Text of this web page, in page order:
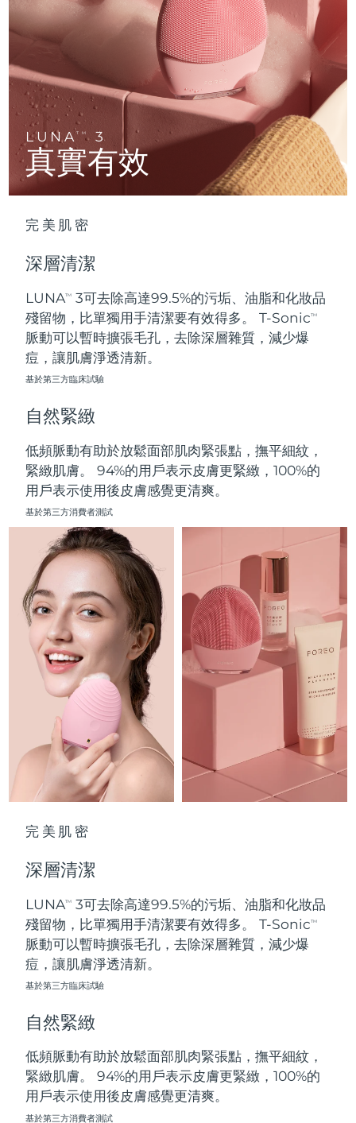
LUNATM 3
真實有效
完美肌密
深層清潔
LUNATM
3可去除高達99.5%的污垢、油脂和化妝品
殘留物，比單獨用手清潔要有效得多。 T-SonicTM
脈動可以暫時擴張毛孔，去除深層雜質，減少爆
痘，讓肌膚淨透清新。
基於第三方臨床試驗
自然緊緻
低頻脈動有助於放鬆面部肌肉緊張點，撫平細紋，
緊緻肌膚。 94%的用戶表示皮膚更緊緻，100%的
用戶表示使用後皮膚感覺更清爽。
基於第三方消費者測試
完美肌密
深層清潔
LUNATM
3可去除高達99.5%的污垢、油脂和化妝品
殘留物，比單獨用手清潔要有效得多。 T-SonicTM
脈動可以暫時擴張毛孔，去除深層雜質，減少爆
痘，讓肌膚淨透清新。
基於第三方臨床試驗
自然緊緻
低頻脈動有助於放鬆面部肌肉緊張點，撫平細紋，
緊緻肌膚。 94%的用戶表示皮膚更緊緻，100%的
用戶表示使用後皮膚感覺更清爽。
基於第三方消費者測試
ESPADA™ 設備
All acne treatment devices
眼部護理設備
All revitalizing eye massagers
KIWI™ 皮肤护理
Advanced pore care essentials
LUNA™ Dual-Peptide Scalp
For healthy hair
issa™ Teeth Whitening Gel
護膚品 男士
全部購買
關於我們
曼島 預計送達日期8/11/26
預計送達日期
義大利 預計送達日期 8/9/26
日本 預計送達日期8/12/26
澤西島 預計送達日期8/14/26
黎巴嫩 預計送達日期8/10/26
立陶宛
中國澳門特別行政區
馬來西亞 預計送達日期8/12/26
馬爾他
墨西哥 8/13/26
摩納哥 預計送達日期
荷蘭 預計送達日期 8/9/26
紐西蘭 預計送達日期 8/9/26
挪威 8/9/26
8/12/26
菲律賓 預計送達日期 8/12/26
波蘭 預計送達日期8/10/26
葡萄牙
波多黎各
卡達 預計送達日期
留尼旺 預計送達日期 8/14/26
羅馬尼亞
俄羅斯
沙烏地阿拉伯 預計送達日期8/10/26
新加坡